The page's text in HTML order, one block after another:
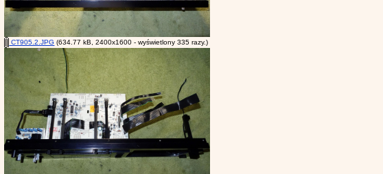
CT905.2.JPG (634.77 kB, 2400x1600 - wyświetlony 335 razy.)